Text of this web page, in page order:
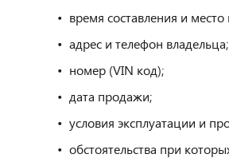
время составления и
адрес и телефон владельца;
номер (VIN код);
дата продажи;
условия эксплуатации и
обстоятельства при